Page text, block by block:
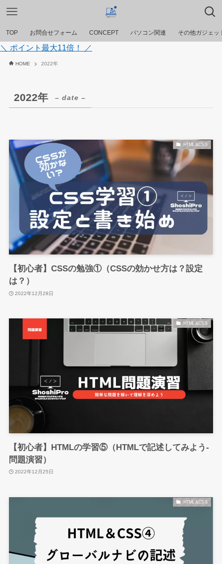
TOP お問合せフォーム CONCEPT パソコン関連 その他ガジェッ
＼ ポイント最大11倍！ ／
HOME 2022年
2022年 – date –
HTML&CSS
【初心者】CSSの勉強①（CSSの効かせ方は？設定
は？）
2022年12月28日
HTML&CSS
【初心者】HTMLの学習⑤（HTMLで記述してみよう-
問題演習）
2022年12月25日
HTML&CSS